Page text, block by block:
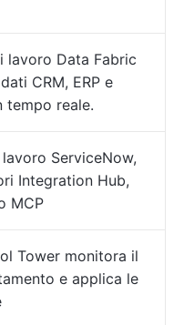
lavoro Data Fabric
CRM, ERP e
tempo reale.
ServiceNow,
Integration Hub,
MCP
Tower monitora il
e applica le